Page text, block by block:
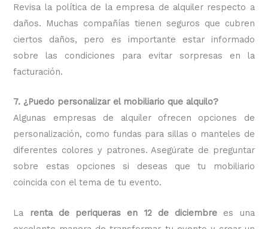
Revisa la política de la empresa de alquiler respecto a
daños. Muchas compañías tienen seguros que cubren
ciertos daños, pero es importante estar informado
sobre las condiciones para evitar sorpresas en la
facturación.
7. ¿Puedo personalizar el mobiliario que alquilo?
Algunas empresas de alquiler ofrecen opciones de
personalización, como fundas para sillas o manteles de
diferentes colores y patrones. Asegúrate de preguntar
sobre estas opciones si deseas que tu mobiliario
coincida con el tema de tu evento.
La renta de periqueras en 12 de diciembre es una